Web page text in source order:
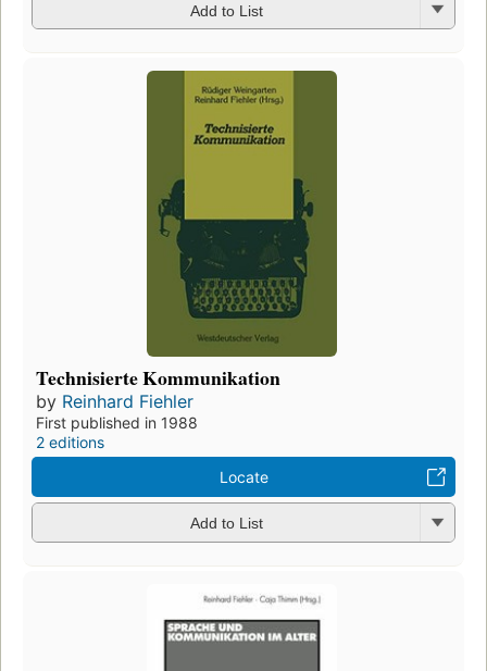
Add to List
Technisierte Kommunikation
by Reinhard Fiehler
First published in 1988
2 editions
Locate
Add to List